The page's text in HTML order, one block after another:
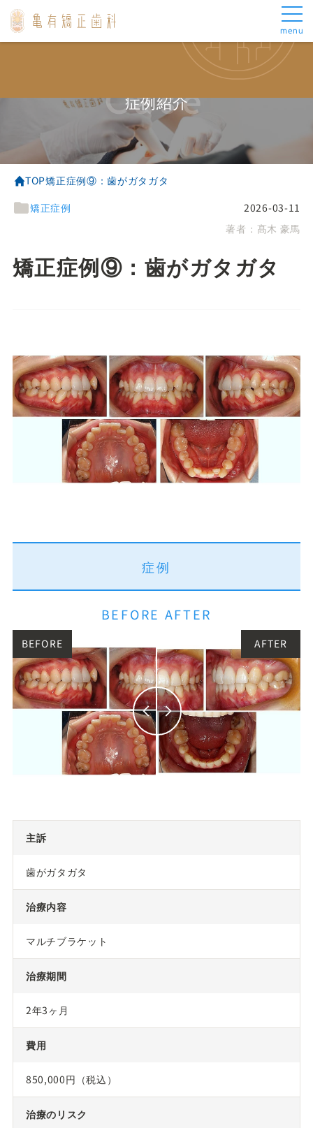
menu
メインメニュー
スタッフ紹介
お悩み別治療
審美歯科について
よくあるご質問
料金・お支払い
成人矯正
表側矯正
部分矯正
小児矯正
矯正中の治療について
出っ歯
受け口
すきっ歯
Eライン
ブログ
症例集
届出施設基準
症例紹介
Case
TOP矯正症例⑨：歯がガタガタ
矯正症例
2026-03-11
著者： 髙木 豪馬
矯正症例⑨：歯がガタガタ
症例
BEFORE AFTER
主訴
歯がガタガタ
治療内容
マルチブラケット
治療期間
2年3ヶ月
費用
850,000円（税込）
治療のリスク